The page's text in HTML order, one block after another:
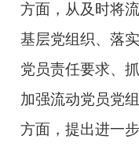
方面，从及时将
基层党组织、落
党员责任要求、
加强流动党员党
方面，提出进一